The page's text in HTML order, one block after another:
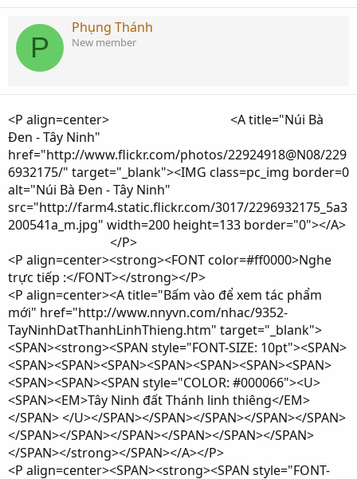
P
Phụng Thánh
New member
<P align=center> <A title="Núi Bà
Đen - Tây Ninh"
href="http://www.flickr.com/photos/22924918@N08/229
6932175/" target="_blank"><IMG class=pc_img border=0
alt="Núi Bà Đen - Tây Ninh"
src="http://farm4.static.flickr.com/3017/2296932175_5a3
200541a_m.jpg" width=200 height=133 border="0"></A>
</P>
<P align=center><strong><FONT color=#ff0000>Nghe
trực tiếp :</FONT></strong></P>
<P align=center><A title="Bấm vào để xem tác phẩm
mới" href="http://www.nnyvn.com/nhac/9352-
TayNinhDatThanhLinhThieng.htm" target="_blank">
<SPAN><strong><SPAN style="FONT-SIZE: 10pt"><SPAN>
<SPAN><SPAN><SPAN><SPAN><SPAN><SPAN><SPAN>
<SPAN><SPAN><SPAN style="COLOR: #000066"><U>
<SPAN><EM>Tây Ninh đất Thánh linh thiêng</EM>
</SPAN> </U></SPAN></SPAN></SPAN></SPAN></SPAN>
</SPAN></SPAN></SPAN></SPAN></SPAN></SPAN>
</SPAN></strong></SPAN></A></P>
<P align=center><SPAN><strong><SPAN style="FONT-